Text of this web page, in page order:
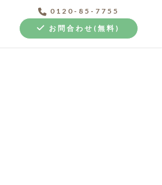
0120-85-7755
お問合わせ(無料)